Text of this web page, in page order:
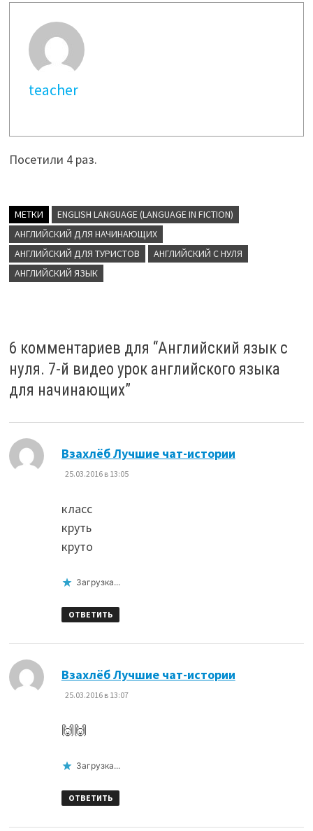
teacher
Посетили 4 раз.
МЕТКИ
ENGLISH LANGUAGE (LANGUAGE IN FICTION)
АНГЛИЙСКИЙ ДЛЯ НАЧИНАЮЩИХ
АНГЛИЙСКИЙ ДЛЯ ТУРИСТОВ
АНГЛИЙСКИЙ С НУЛЯ
АНГЛИЙСКИЙ ЯЗЫК
6 комментариев для “Английский язык с
нуля. 7-й видео урок английского языка
для начинающих”
Взахлёб Лучшие чат-истории
25.03.2016 в 13:05
класс
круть
круто
Загрузка...
ОТВЕТИТЬ
Взахлёб Лучшие чат-истории
25.03.2016 в 13:07
🙌🙌
Загрузка...
ОТВЕТИТЬ